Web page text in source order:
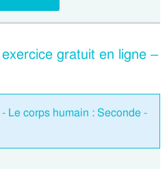
gratuit en ligne –
Le corps humain : Seconde -